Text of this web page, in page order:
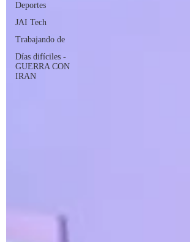
Deportes
JAI Tech
Trabajando de
Días difíciles -
GUERRA CON
IRAN